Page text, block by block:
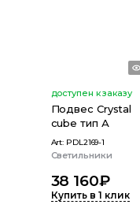
доступен к заказу
Подвес Сrystal
cube тип А
Art: PDL2169-1
Светильники
38 160₽
Купить в 1 клик